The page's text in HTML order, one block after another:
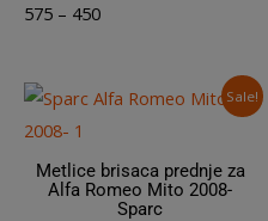
575 – 450
Sale!
Metlice brisaca prednje za
Alfa Romeo Mito 2008-
Sparc